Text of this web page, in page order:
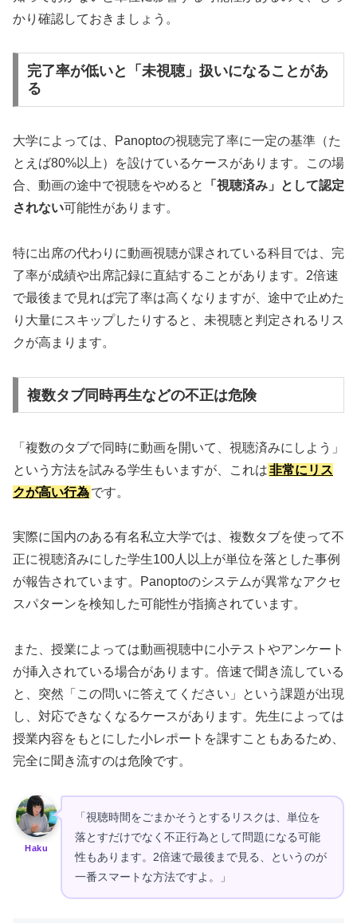
かり確認しておきましょう。
完了率が低いと「未視聴」扱いになることがあ
る
大学によっては、Panoptoの視聴完了率に一定の基準（た
とえば80%以上）を設けているケースがあります。この場
合、動画の途中で視聴をやめると
「視聴済み」として認定
されない可能性があります。
特に出席の代わりに動画視聴が課されている科目では、完
了率が成績や出席記録に直結することがあります。2倍速
で最後まで見れば完了率は高くなりますが、途中で止めた
り大量にスキップしたりすると、未視聴と判定されるリス
クが高まります。
複数タブ同時再生などの不正は危険
「複数のタブで同時に動画を開いて、視聴済みにしよう」
という方法を試みる学生もいますが、これは非常にリス
クが高い行為です。
実際に国内のある有名私立大学では、複数タブを使って不
正に視聴済みにした学生100人以上が単位を落とした事例
が報告されています。Panoptoのシステムが異常なアクセ
スパターンを検知した可能性が指摘されています。
また、授業によっては動画視聴中に小テストやアンケート
が挿入されている場合があります。倍速で聞き流している
と、突然「この問いに答えてください」という課題が出現
し、対応できなくなるケースがあります。先生によっては
授業内容をもとにした小レポートを課すこともあるため、
完全に聞き流すのは危険です。
Haku
「視聴時間をごまかそうとするリスクは、単位を
落とすだけでなく不正行為として問題になる可能
性もあります。2倍速で最後まで見る、というのが
一番スマートな方法ですよ。」